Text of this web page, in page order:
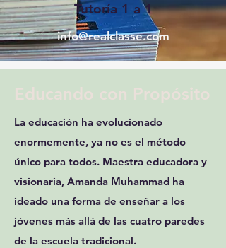
Tutoría 1 a 1
info@realclasse.com
Educando con Propósito
La educación ha evolucionado
enormemente, ya no es el método
único para todos. Maestra educadora y
visionaria, Amanda Muhammad ha
ideado una forma de enseñar a los
jóvenes más allá de las cuatro paredes
de la escuela tradicional.